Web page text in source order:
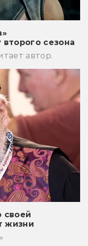
сезона
автор.
жизни